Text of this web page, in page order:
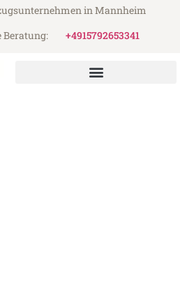
in Mannheim
Beratung:
+4915792653341